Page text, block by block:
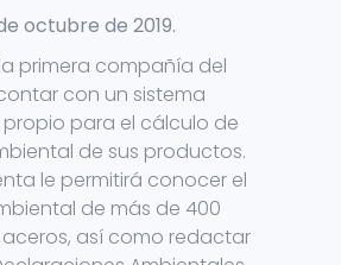
octubre de 2019.
primera compañía del
con un sistema
para el cálculo de
de sus productos.
le permitirá conocer el
de más de 400
así como redactar